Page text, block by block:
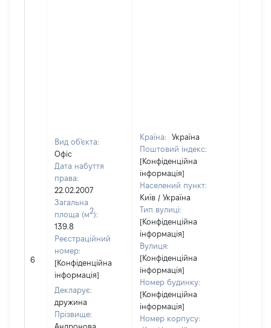
6
Вид об'єкта:
Офіс
Дата набуття
права:
22.02.2007
Загальна
площа (м2):
139.8
Реєстраційний
номер:
[Конфіденційна
інформація]
Декларує:
дружина
Прізвище:
Андронова
Країна:
Україна
Поштовий індекс:
[Конфіденційна
інформація]
Населений пункт:
Київ / Україна
Тип вулиці:
[Конфіденційна
інформація]
Вулиця:
[Конфіденційна
інформація]
Номер будинку:
[Конфіденційна
інформація]
Номер корпусу: